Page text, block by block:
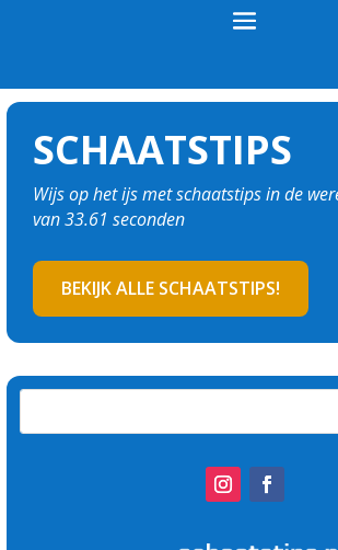
SCHAATSTIPS
Wijs op het ijs met schaatstips in de
van 33.61 seconden
BEKIJK ALLE SCHAATSTIPS!